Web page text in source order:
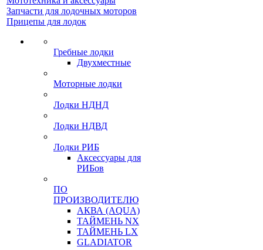
Запчасти для лодочных моторов
Прицепы для лодок
Гребные лодки
Двухместные
Моторные лодки
Лодки НДНД
Лодки НДВД
Лодки РИБ
Аксессуары для
РИБов
ПО
ПРОИЗВОДИТЕЛЮ
АКВА (AQUA)
ТАЙМЕНЬ NX
ТАЙМЕНЬ LX
GLADIATOR